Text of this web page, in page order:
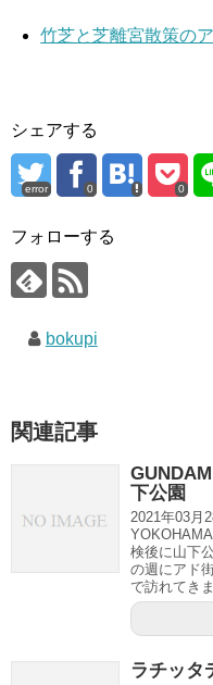
竹芝と芝離宮散策の
シェアする
error 0 0
フォローする
bokupi
関連記事
下公園
2021年03月
検後に山下
の週にアド
で訪れてき
ラチッタ